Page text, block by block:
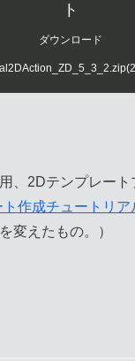
ト
ダウンロード
、2Dテンプレート
作成チュートリア
変えたもの。）